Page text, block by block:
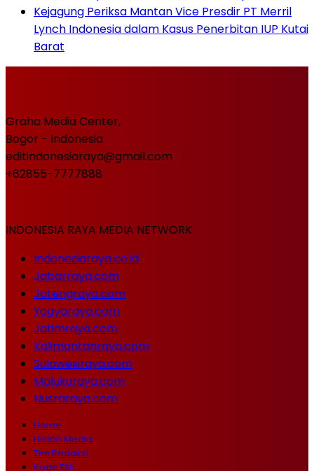
Kejagung Periksa Mantan Vice Presdir PT Merril
Lynch Indonesia dalam Kasus Penerbitan IUP Kutai
Barat
Graha Media Center,
Bogor - Indonesia
editindonesiaraya@gmail.com
+62855-7777888
INDONESIA RAYA MEDIA NETWORK
Indonesiaraya.co.id
Jabarraya.com
Jatengraya.com
Yogyaraya.com
Jatimraya.com
Kalimantanraya.com
Sulawesiraya.com
Malukuraya.com
Nusraraya.com
Home
Histori Media
Tim Redaksi
Kode Etik